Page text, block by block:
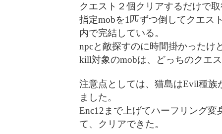
クエスト２個クリアするだけで
指定mobを1匹ずつ倒してクエス
内で完結している。
npcと敵探すのに時間掛かったけ
kill対象のmobは、どっちのクエ
注意点としては、猫島はEvil種族
ました。
Enc12まで上げてハーフリング
て、クリアできた。